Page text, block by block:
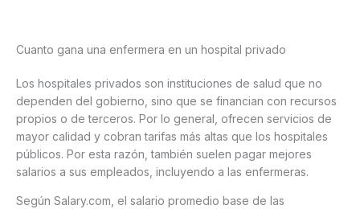
Cuanto gana una enfermera en un hospital privado
Los hospitales privados son instituciones de salud que no
dependen del gobierno, sino que se financian con recursos
propios o de terceros. Por lo general, ofrecen servicios de
mayor calidad y cobran tarifas más altas que los hospitales
públicos. Por esta razón, también suelen pagar mejores
salarios a sus empleados, incluyendo a las enfermeras.
Según Salary.com, el salario promedio base de las